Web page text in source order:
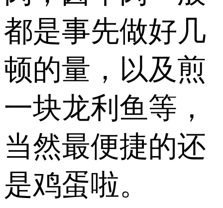
都是事先做好几
顿的量，以及煎
一块龙利鱼等，
当然最便捷的还
是鸡蛋啦。